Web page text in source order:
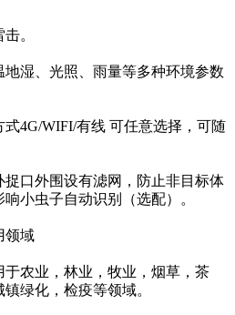
。
湿、光照、雨量等多种环境参数
4G/WIFI/有线 可任意选择，可随
捉口外围设有滤网，防止非目标体
小虫子自动识别（选配）。
领域
农业，林业，牧业，烟草，茶
绿化，检疫等领域。